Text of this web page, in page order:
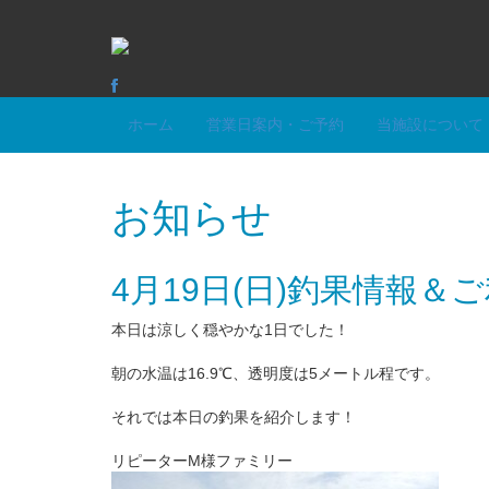
ホーム 営業日案内・ご予約 当施設について
お知らせ
4月19日(日)釣果情報＆
本日は涼しく穏やかな1日でした！
朝の水温は16.9℃、透明度は5メートル程です。
それでは本日の釣果を紹介します！
リピーターM様ファミリー